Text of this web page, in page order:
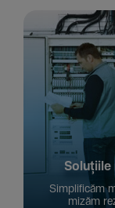
Solu­țiile
Simpli­ficăm
mizăm